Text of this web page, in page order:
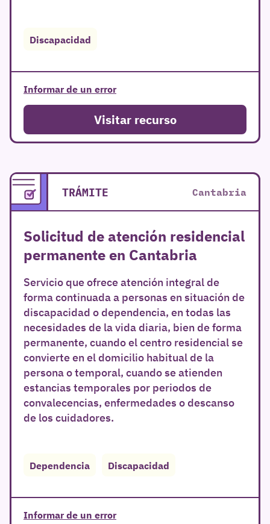
Discapacidad
Informar de un error
Visitar recurso
TRÁMITE Cantabria
Solicitud de atención residencial
permanente en Cantabria
Servicio que ofrece atención integral de
forma continuada a personas en situación de
discapacidad o dependencia, en todas las
necesidades de la vida diaria, bien de forma
permanente, cuando el centro residencial se
convierte en el domicilio habitual de la
persona o temporal, cuando se atienden
estancias temporales por periodos de
convalecencias, enfermedades o descanso
de los cuidadores.
Dependencia Discapacidad
Informar de un error